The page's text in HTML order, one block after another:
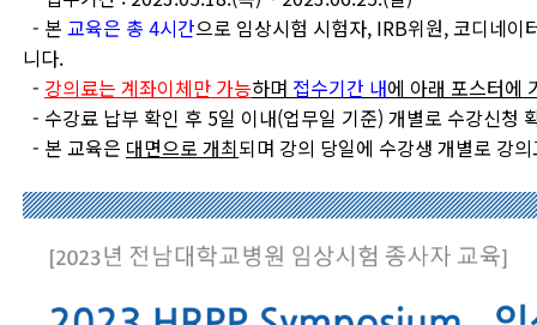
- 본 교육은 총 4시간으로 임상시험 시험자, IRB위원, 코디네이
니다.
- 강의료는 계좌이체만 가능하며 접수기간 내에 아래 포스터에
- 수강료 납부 확인 후 5일 이내(업무일 기준) 개별로 수강신청
- 본 교육은 대면으로 개최되며 강의 당일에 수강생 개별로 강